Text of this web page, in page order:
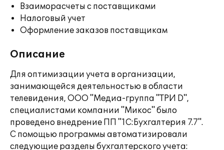
Взаиморасчеты с поставщиками
Налоговый учет
Оформление заказов поставщикам
Описание
Для оптимизации учета в организации,
занимающейся деятельностью в области
телевидения, ООО "Медиа-группа "ТРИ D",
специалистами компании "Микос" было
проведено внедрение ПП "1С:Бухгалтерия 7.7".
С помощью программы автоматизировали
следующие разделы бухгалтерского учета: